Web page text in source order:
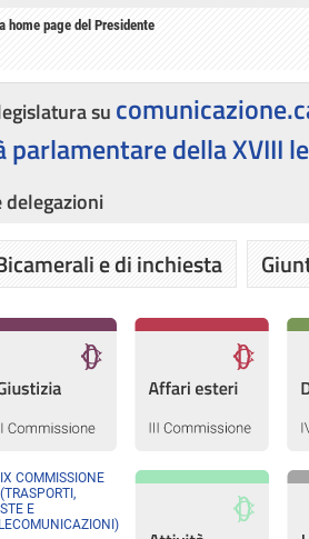
home page del Presidente
su
della XVIII
delegazioni
e di inchiesta